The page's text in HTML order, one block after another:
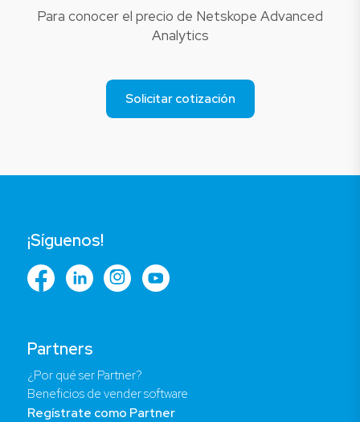
Para conocer el precio de Netskope Advanced
Analytics
Solicitar cotización
Partners
¿Por qué ser Partner?
Beneficios de vender software
Regístrate como Partner
¡Síguenos!